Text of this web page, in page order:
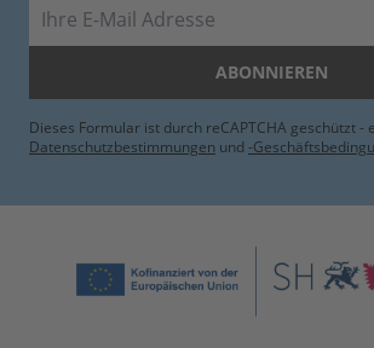
ABONNIEREN
Dieses Formular ist durch reCAPTCHA geschützt -
Datenschutzbestimmungen und -